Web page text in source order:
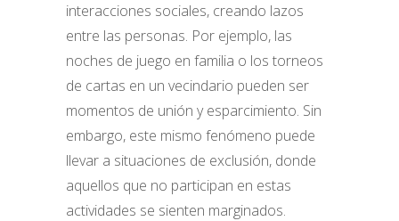
interacciones sociales, creando lazos
entre las personas. Por ejemplo, las
noches de juego en familia o los torneos
de cartas en un vecindario pueden ser
momentos de unión y esparcimiento. Sin
embargo, este mismo fenómeno puede
llevar a situaciones de exclusión, donde
aquellos que no participan en estas
actividades se sienten marginados.